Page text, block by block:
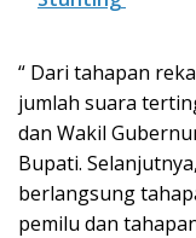
“ Dari tahapan
jumlah suara
dan Wakil
Bupati.
berlangsung
pemilu dan